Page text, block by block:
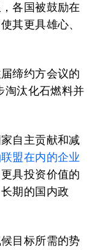
各国被鼓励在
其更具雄心、
缔约方会议的
淘汰化石燃料并
自主贡献和减
盟在内的企业
具投资价值的
期的国内政
目标所需的势